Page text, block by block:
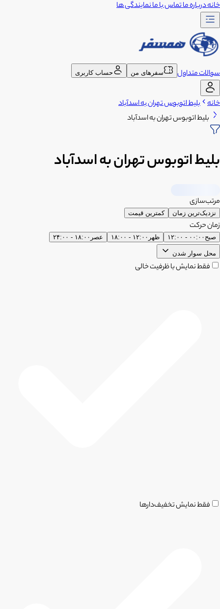
خانهدرباره ماتماس با مانمایندگی ها
سوالات متداول سفرهای من حساب کاربری
خانه بلیط اتوبوس تهران به اسدآباد
بلیط اتوبوس تهران به اسدآباد
بلیط اتوبوس تهران به اسدآباد
مرتب‌سازی
نزدیک‌ترین زمان کمترین قیمت
زمان حرکت
صبح ۰۰:۰۰ - ۱۲:۰۰ ظهر ۱۲:۰۰ - ۱۸:۰۰ عصر ۱۸:۰۰ - ۲۴:۰۰
محل سوار شدن
فقط نمایش با ظرفیت خالی
فقط نمایش تخفیف‌دارها